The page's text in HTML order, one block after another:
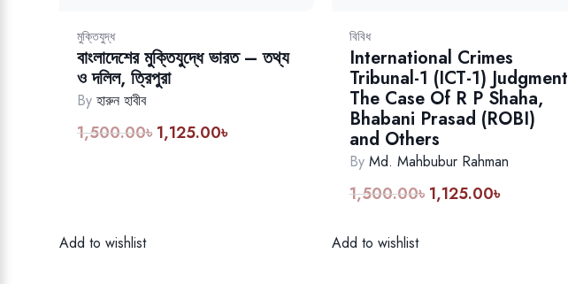
মুক্তিযুদ্ধ
বাংলাদেশের মুক্তিযুদ্ধে ভারত – তথ্য
ও দলিল, ত্রিপুরা
Byহারুন হাবীব
1,500.00৳ Original
1,125.00৳Current
Add to wishlist
বিবিধ
International Crimes
Tribunal-1 (ICT-1) Judgment
The Case Of R P Shaha,
Bhabani Prasad (ROBI)
and Others
By Md. Mahbubur Rahman
1,500.00৳ Original
1,125.00৳Current
Add to wishlist